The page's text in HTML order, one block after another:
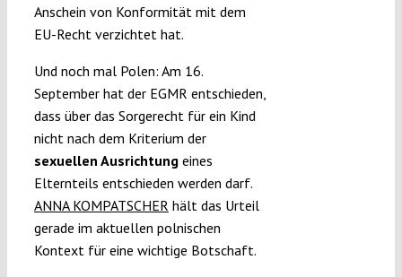
Anschein von Konformität mit dem
EU-Recht verzichtet hat.
Und noch mal Polen: Am 16.
September hat der EGMR entschieden,
dass über das Sorgerecht für ein Kind
nicht nach dem Kriterium der
sexuellen Ausrichtungeines
Elternteils entschieden werden darf.
ANNA KOMPATSCHER hält das Urteil
gerade im aktuellen polnischen
Kontext für eine wichtige Botschaft.